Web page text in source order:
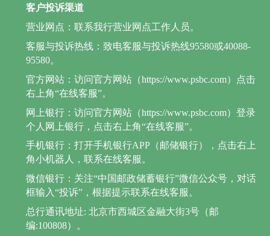
客户投诉渠道
营业网点：联系我行营业网点工作人员。
客服与投诉热线：致电客服与投诉热线95580或40088-
95580。
官方网站：访问官方网站（https://www.psbc.com）点击
右上角“在线客服”。
网上银行：访问官方网站（https://www.psbc.com）登录
个人网上银行，点击右上角“在线客服”。
手机银行：打开手机银行APP（邮储银行），点击右上
角小机器人，联系在线客服。
微信银行：关注“中国邮政储蓄银行”微信公众号，对话
框输入“投诉”，根据提示联系在线客服。
总行通讯地址: 北京市西城区金融大街3号（邮
编:100808）。